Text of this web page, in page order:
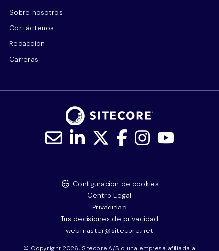
Sobre nosotros
Contáctenos
Redacción
Carreras
© Copyright 2026, Sitecore A/S o una empresa afiliada a
Configuración de cookies
Centro Legal
Privacidad
Tus decisiones de privacidad
webmaster@sitecore.net